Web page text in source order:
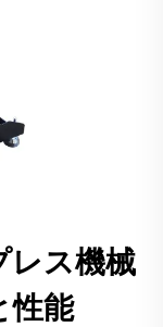
レス機械
性能